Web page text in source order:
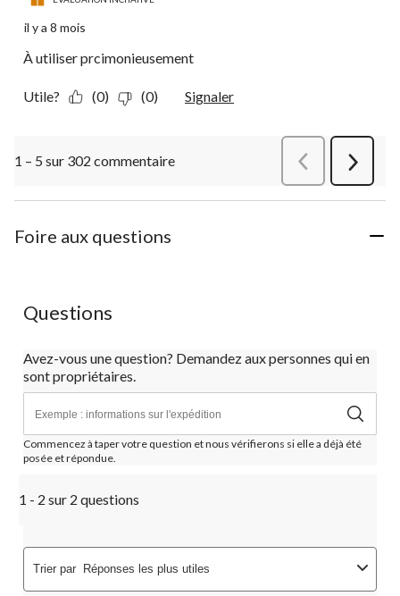
il y a 8 mois
À utiliser prcimonieusement
Utile? (0) (0) Signaler
1 – 5 sur 302 commentaire
Suivant
Foire aux questions
Questions
Avez-vous une question? Demandez aux personnes qui en
sont propriétaires.
Commencez à taper votre question et nous vérifierons si elle a déjà été
posée et répondue.
1 - 2 sur 2 questions
Trier par Réponses les plus utiles